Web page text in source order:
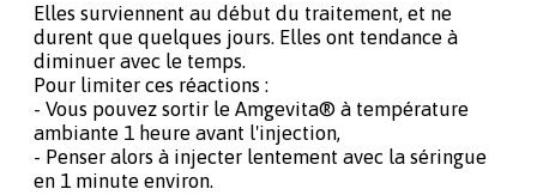
Elles surviennent au début du traitement, et ne
durent que quelques jours. Elles ont tendance à
diminuer avec le temps.
Pour limiter ces réactions :
- Vous pouvez sortir le Amgevita® à température
ambiante 1 heure avant l'injection,
- Penser alors à injecter lentement avec la séringue
en 1 minute environ.